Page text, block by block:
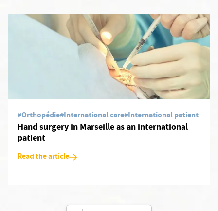
#Orthopédie#International care#International patient
Hand surgery in Marseille as an international
patient
Read the article